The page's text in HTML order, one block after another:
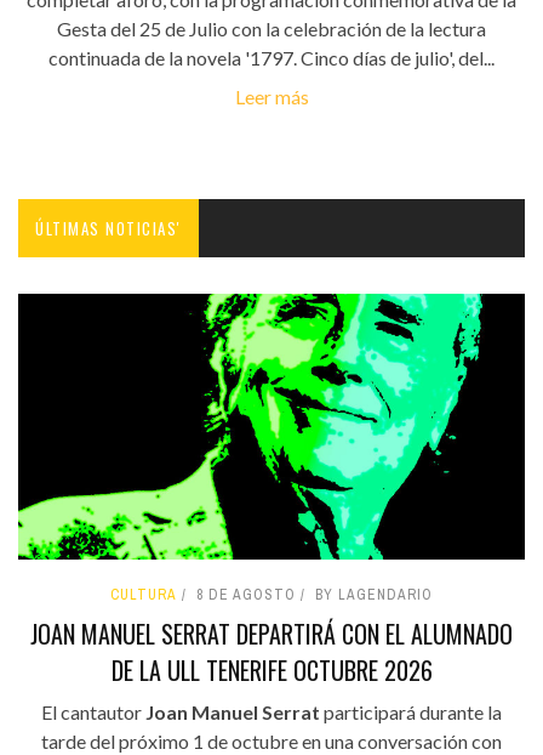
Gesta del 25 de Julio con la celebración de la lectura
continuada de la novela '1797. Cinco días de julio', del...
Leer más
ÚLTIMAS NOTICIAS'
CULTURA 8 DE AGOSTO BY LAGENDARIO
JOAN MANUEL SERRAT DEPARTIRÁ CON EL ALUMNADO
DE LA ULL TENERIFE OCTUBRE 2026
El cantautor Joan Manuel Serrat participará durante la
tarde del próximo 1 de octubre en una conversación con